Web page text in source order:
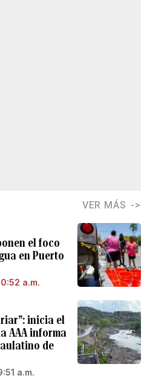
VER MÁS
el foco
en Puerto
a.m.
inicia el
AAA informa
de
a.m.